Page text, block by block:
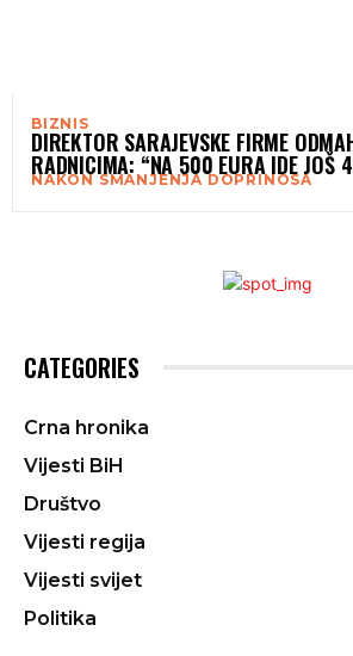
BIZNIS
DIREKTOR SARAJEVSKE FIRME
RADNICIMA: “NA 500 EURA IDE JOŠ
NAKON SMANJENJA DOPRINOSA
CATEGORIES
Crna hronika
Vijesti BiH
Društvo
Vijesti regija
Vijesti svijet
Politika